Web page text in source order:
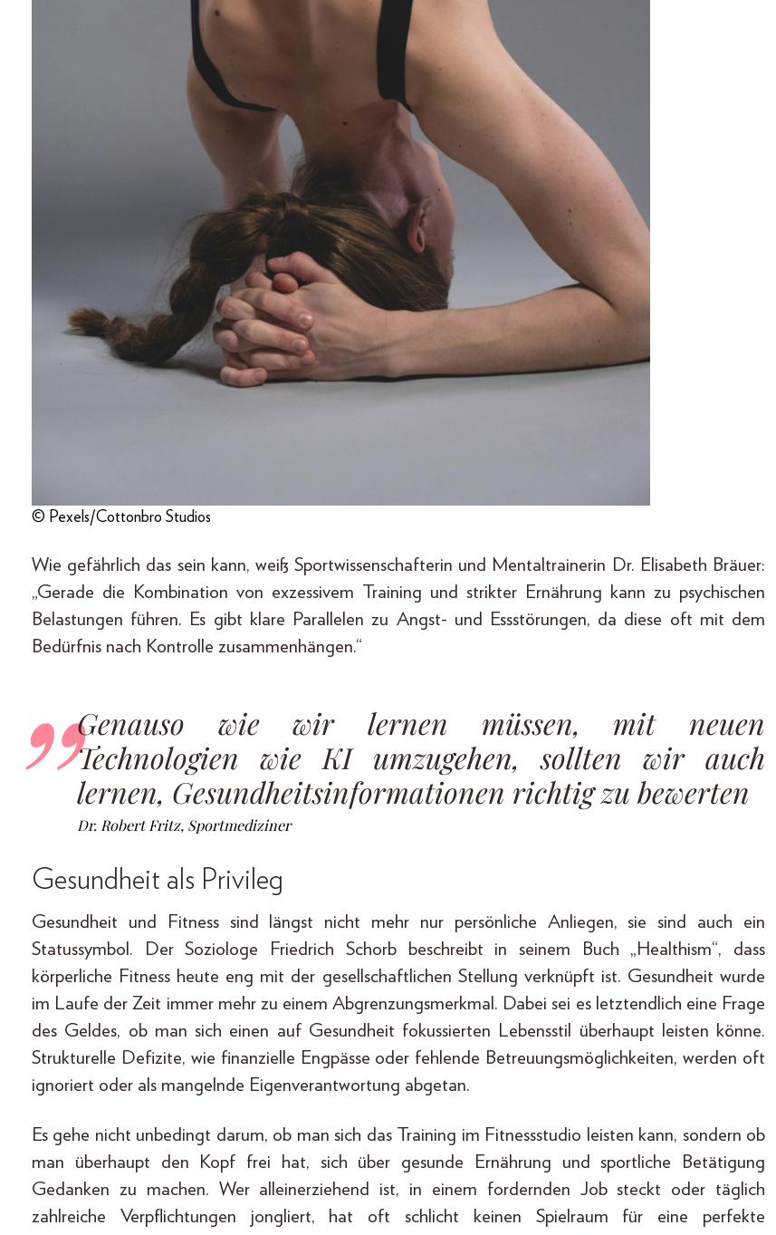
© Pexels/Cottonbro Studios
Wie gefährlich das sein kann, weiß Sportwissenschafterin und Mentaltrainerin Dr. Elisabeth Bräuer:
„Gerade die Kombination von exzessivem Training und strikter Ernährung kann zu psychischen
Belastungen führen. Es gibt klare Parallelen zu Angst- und Essstörungen, da diese oft mit dem
Bedürfnis nach Kontrolle zusammenhängen.“
Genauso wie wir lernen müssen, mit neuen
Technologien wie KI umzugehen, sollten wir auch
lernen, Gesundheitsinformationen richtig zu bewerten
Dr. Robert Fritz, Sportmediziner
Gesundheit als Privileg
Gesundheit und Fitness sind längst nicht mehr nur persönliche Anliegen, sie sind auch ein
Statussymbol. Der Soziologe Friedrich Schorb beschreibt in seinem Buch „Healthism“, dass
körperliche Fitness heute eng mit der gesellschaftlichen Stellung verknüpft ist. Gesundheit wurde
im Laufe der Zeit immer mehr zu einem Abgrenzungsmerkmal. Dabei sei es letztendlich eine Frage
des Geldes, ob man sich einen auf Gesundheit fokussierten Lebensstil überhaupt leisten könne.
Strukturelle Defizite, wie finanzielle Engpässe oder fehlende Betreuungsmöglichkeiten, werden oft
ignoriert oder als mangelnde Eigenverantwortung abgetan.
Es gehe nicht unbedingt darum, ob man sich das Training im Fitnessstudio leisten kann, sondern ob
man überhaupt den Kopf frei hat, sich über gesunde Ernährung und sportliche Betätigung
Gedanken zu machen. Wer alleinerziehend ist, in einem fordernden Job steckt oder täglich
zahlreiche Verpflichtungen jongliert, hat oft schlicht keinen Spielraum für eine perfekte